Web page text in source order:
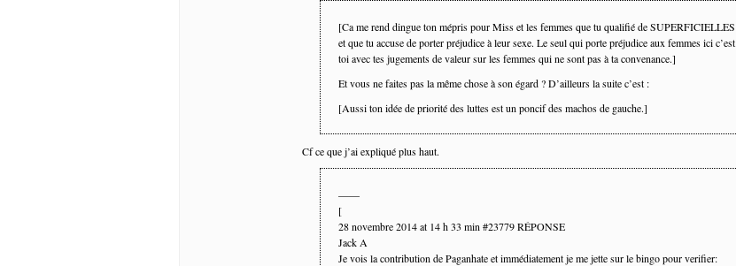
[Ca me rend dingue ton mépris pour Miss et les femmes que tu qualifié de SUPERFICIELLES
et que tu accuse de porter préjudice à leur sexe. Le seul qui porte préjudice aux femmes ici c’est
toi avec tes jugements de valeur sur les femmes qui ne sont pas à ta convenance.]
Et vous ne faites pas la même chose à son égard ? D’ailleurs la suite c’est :
[Aussi ton idée de priorité des luttes est un poncif des machos de gauche.]
Cf ce que j’ai expliqué plus haut.
——
[
28 novembre 2014 at 14 h 33 min #23779 RÉPONSE
Jack A
Je vois la contribution de Paganhate et immédiatement je me jette sur le bingo pour verifier: